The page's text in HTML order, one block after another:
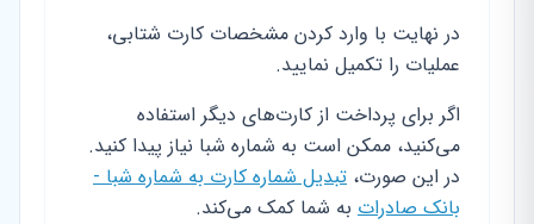
در نهایت با وارد کردن مشخصات کارت شتابی،
عملیات را تکمیل نمایید.
اگر برای پرداخت از کارت‌های دیگر استفاده
می‌کنید، ممکن است به شماره شبا نیاز پیدا کنید.
در این صورت، تبدیل شماره کارت به شماره شبا -
بانک صادرات به شما کمک می‌کند.